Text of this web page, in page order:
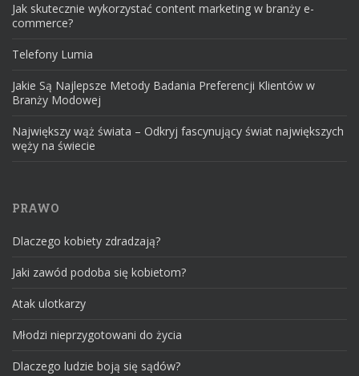
Jak skutecznie wykorzystać content marketing w branży e-
commerce?
Telefony Lumia
Jakie Są Najlepsze Metody Badania Preferencji Klientów w
Branży Modowej
Największy wąż świata – Odkryj fascynujący świat największych
węży na świecie
PRAWO
Dlaczego kobiety zdradzają?
Jaki zawód podoba się kobietom?
Atak ulotkarzy
Młodzi nieprzygotowani do życia
Dlaczego ludzie boją się sądów?